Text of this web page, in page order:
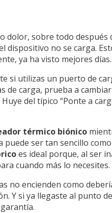
dolor, sobre todo después
dispositivo no se carga.
ya ha visto mejores días.
si utilizas un puerto de
de carga, prueba a
del típico “Ponte a
térmico biónico
ser tan sencillo
es ideal porque, al ser
cuando más lo necesites.
no encienden como
Y si ya llegaste al punto